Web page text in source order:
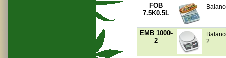
FOB
7.5K0.5L
EMB 1000-
2
2